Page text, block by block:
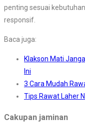
penting sesuai
responsif.
Baca juga:
Klakson Mati
Ini
3 Cara Mudah
Tips Rawat Laher
Cakupan jaminan